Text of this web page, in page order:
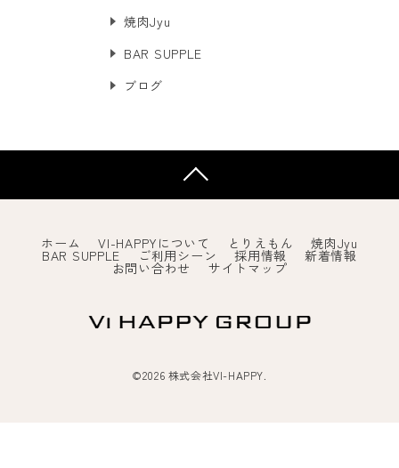
焼肉Jyu
BAR SUPPLE
ブログ
ホーム VI-HAPPYについて とりえもん 焼肉Jyu
BAR SUPPLE ご利用シーン 採用情報 新着情報
お問い合わせ サイトマップ
©2026 株式会社VI-HAPPY.